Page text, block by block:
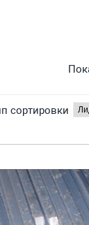
сортировки